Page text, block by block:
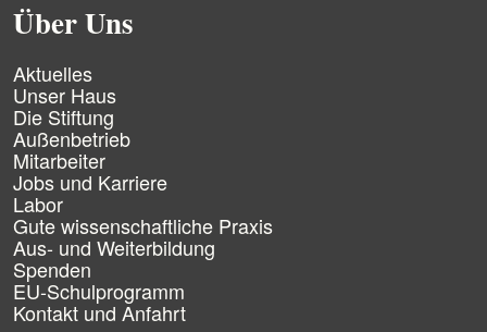
Über Uns
N
a
v
i
g
a
t
i
o
n
ü
b
e
r
Aktuelles
Unser Haus
Die Stiftung
Außenbetrieb
Mitarbeiter
Jobs und Karriere
Labor
Gute wissenschaftliche Praxis
Aus- und Weiterbildung
Spenden
EU-Schulprogramm
Kontakt und Anfahrt